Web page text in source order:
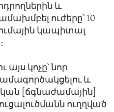
և
ուժերը՝ 10
կապիտալ
այս կոչը՝ նոր
և
[ճգնաժամային]
ուղղված